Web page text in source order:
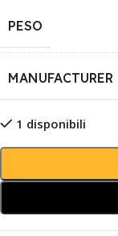
PESO
MANUFACTURER
1 disponibili